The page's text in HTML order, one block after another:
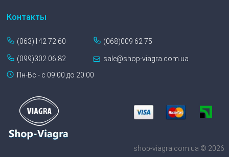
Контакты
(063)142 72 60 (068)009 62 75
(099)302 06 82
sale@shop-viagra.com.ua
Пн-Вс - с 09:00 до 20:00
shop-viagra.com.ua © 2026